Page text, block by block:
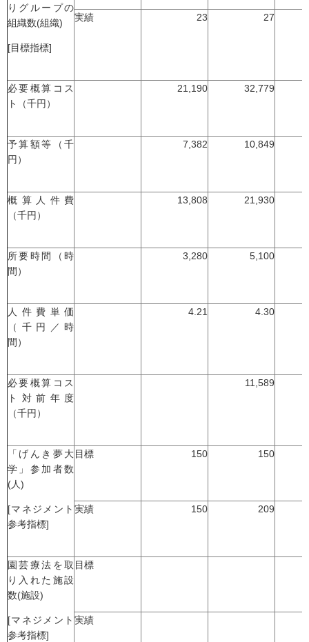
りグループの
組織数(組織)
[目標指標]
実績 23 27
必要概算コス
ト（千円）
21,190 32,779
予算額等（千
円）
7,382 10,849
概算人件費
（千円）
13,808 21,930
所要時間（時
間）
3,280 5,100
人件費単価
（千円／時
間）
4.21 4.30
必要概算コス
ト対前年度
（千円）
11,589
「げんき夢大
学」参加者数
(人)
[マネジメント
参考指標]
目標 150 150
実績 150 209
園芸療法を取
り入れた施設
数(施設)
[マネジメント
参考指標]
目標
実績